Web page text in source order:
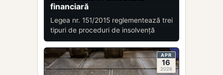
financiară
Legea nr. 151/2015 reglementează trei
tipuri de proceduri de insolvență
APR
16
2026